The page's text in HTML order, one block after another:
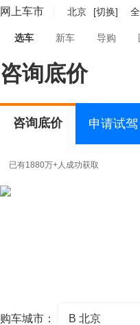
网上车市 北京 [切换]
选车 新车 导购
咨询底价
咨询底价 申请试驾
已有1880万+人成功获取
购车城市：